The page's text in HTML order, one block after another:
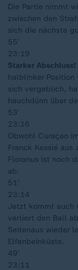
Die Partie nimmt
zwischen den
sich die nächste
55′
23:19
Starker Abschluss!
halblinker
sich vergeblich,
hauchdünn über
53′
23:16
Obwohl Curaçao
Franck Kessié aus
Floranus ist noch
ab.
51′
23:14
Jetzt kommt auch
verliert den Ball
Seitenaus wieder
Elfenbeinküste.
49′
23:11